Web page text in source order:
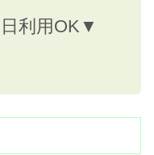
利用OK▼